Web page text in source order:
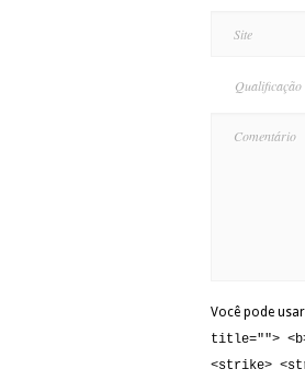
Qualificação
Você pode
title="">
<strike>